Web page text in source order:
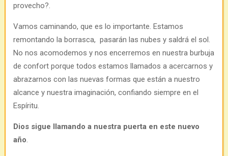
provecho?.
Vamos caminando, que es lo importante. Estamos
remontando la borrasca, pasarán las nubes y saldrá el sol.
No nos acomodemos y nos encerremos en nuestra burbuja
de confort porque todos estamos llamados a acercarnos y
abrazarnos con las nuevas formas que están a nuestro
alcance y nuestra imaginación, confiando siempre en el
Espíritu.
Dios sigue llamando a nuestra puerta en este nuevo
año.